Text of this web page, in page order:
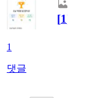
1
댓글
[1]